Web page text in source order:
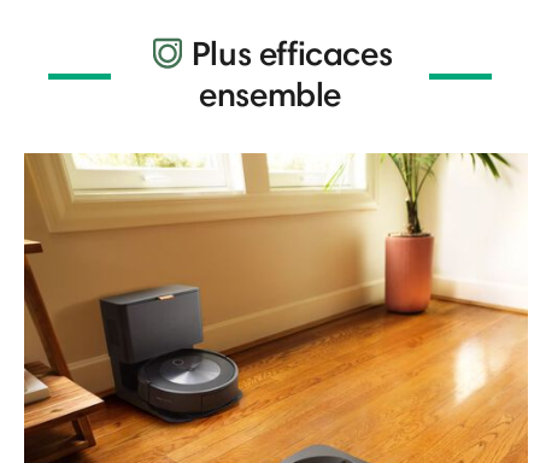
Plus efficaces
ensemble